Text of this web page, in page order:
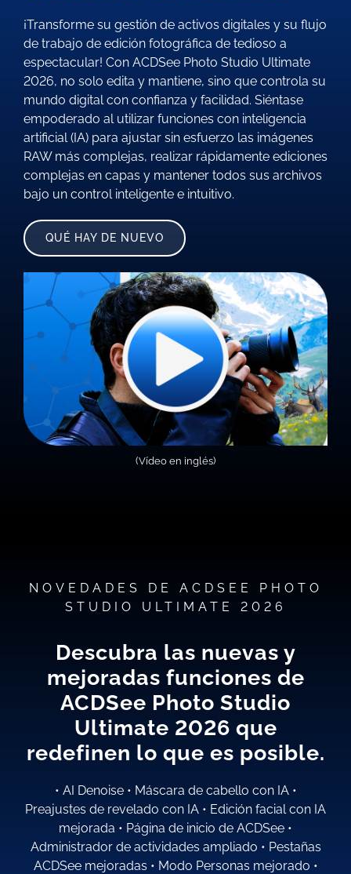
¡Transforme su gestión de activos digitales y su flujo
de trabajo de edición fotográfica de tedioso a
espectacular! Con ACDSee Photo Studio Ultimate
2026, no solo edita y mantiene, sino que controla su
mundo digital con confianza y facilidad. Siéntase
empoderado al utilizar funciones con inteligencia
artificial (IA) para ajustar sin esfuerzo las imágenes
RAW más complejas, realizar rápidamente ediciones
complejas en capas y mantener todos sus archivos
bajo un control inteligente e intuitivo.
QUÉ HAY DE NUEVO
(Vídeo en inglés)
NOVEDADES DE ACDSEE PHOTO
STUDIO ULTIMATE 2026
Descubra las nuevas y
mejoradas funciones de
ACDSee Photo Studio
Ultimate 2026 que
redefinen lo que es posible.
• AI Denoise• Máscara de cabello con IA•
Preajustes de revelado con IA • Edición facial con IA
mejorada • Página de inicio de ACDSee •
Administrador de actividades ampliado • Pestañas
ACDSee mejoradas • Modo Personas mejorado •